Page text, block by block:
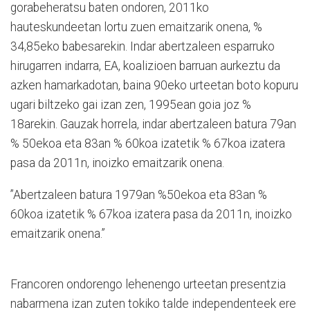
gorabeheratsu baten ondoren, 2011ko
hauteskundeetan lortu zuen emaitzarik onena, %
34,85eko babesarekin. Indar abertzaleen esparruko
hirugarren indarra, EA, koalizioen barruan aurkeztu da
azken hamarkadotan, baina 90eko urteetan boto kopuru
ugari biltzeko gai izan zen, 1995ean goia joz %
18arekin. Gauzak horrela, indar abertzaleen batura 79an
% 50ekoa eta 83an % 60koa izatetik % 67koa izatera
pasa da 2011n, inoizko emaitzarik onena.
”Abertzaleen batura 1979an %50ekoa eta 83an %
60koa izatetik % 67koa izatera pasa da 2011n, inoizko
emaitzarik onena.”
Francoren ondorengo lehenengo urteetan presentzia
nabarmena izan zuten tokiko talde independenteek ere